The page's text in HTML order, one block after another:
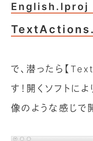
で、潜ったら【
す！開くソフトに
像のような感じで